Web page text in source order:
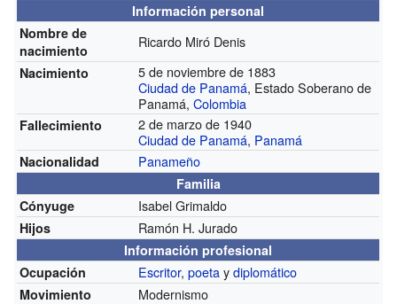
Información personal
Nombre de
nacimiento
Ricardo Miró Denis
Nacimiento
5 de noviembre de 1883
Ciudad de Panamá, Estado Soberano de
Panamá,Colombia
Fallecimiento
2 de marzo de 1940
Ciudad de Panamá, Panamá
Nacionalidad Panameño
Familia
Cónyuge
Isabel Grimaldo
Hijos Ramón H. Jurado
Información profesional
Ocupación
Escritor,poetaydiplomático
Movimiento Modernismo